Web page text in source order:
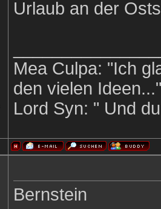
Urlaub an der
Mea Culpa: "Ich
den vielen Ideen..."
Lord Syn: " Und
Bernstein